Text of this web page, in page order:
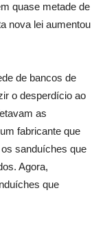
quase metade de
nova lei aumentou
de bancos de
o desperdício ao
as
fabricante que
sanduíches que
Agora,
que